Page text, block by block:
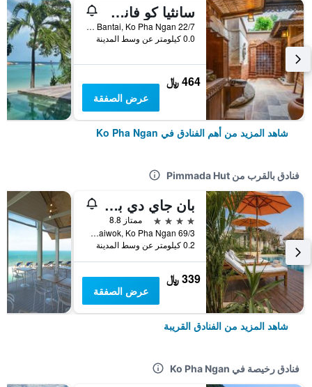
سانثيا كو فانجان ريزورت آند سبا
22/7 Moo 5 Bantai, Ko Pha Ngan, تايلاند
0.0 كيلومتر عن وسط المدينة
464 ﷼
عرض الصفقة
شاهد المزيد من أهم الفنادق في Ko Pha Ngan
فنادق بالقرب من Pimmada Hut
بان جاي دي بيتش فرونت هوتل
4 نجوم
ممتاز 8.8
69/3 Moo 4 Aow Naiwok, Ko Pha Ngan, تايلاند
0.2 كيلومتر عن وسط المدينة
339 ﷼
عرض الصفقة
شاهد المزيد من الفنادق القريبة
فنادق رخيصة في Ko Pha Ngan